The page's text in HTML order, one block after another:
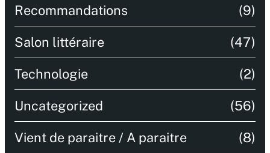
Recommandations (9)
Salon littéraire (47)
Technologie (2)
Uncategorized (56)
Vient de paraitre / A paraitre (8)